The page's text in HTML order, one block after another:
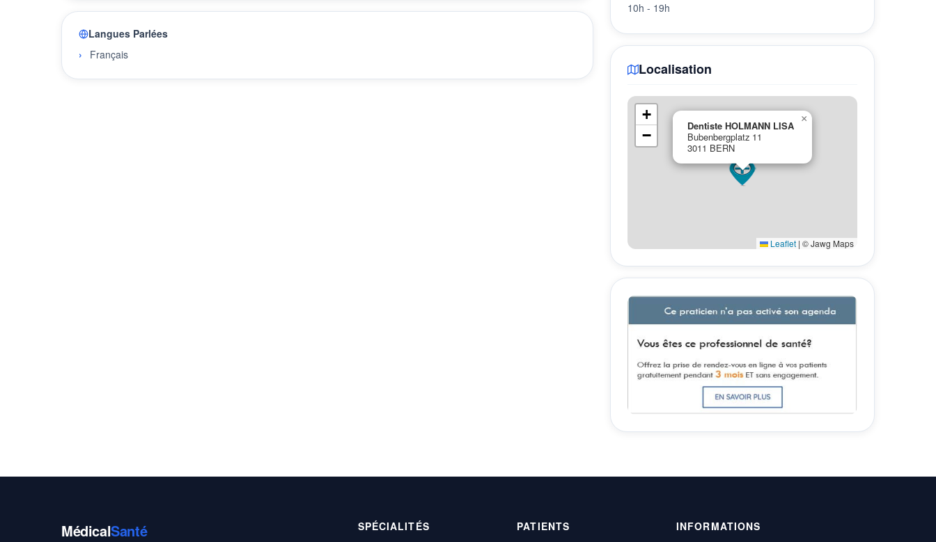
Langues Parlées
Français
10h - 19h
Localisation
Dentiste HOLMANN LISA
Bubenbergplatz 11
3011 BERN
×
+
−
Leaflet | © Jawg Maps
MédicalSanté
SPÉCIALITÉS
PATIENTS
INFORMATIONS